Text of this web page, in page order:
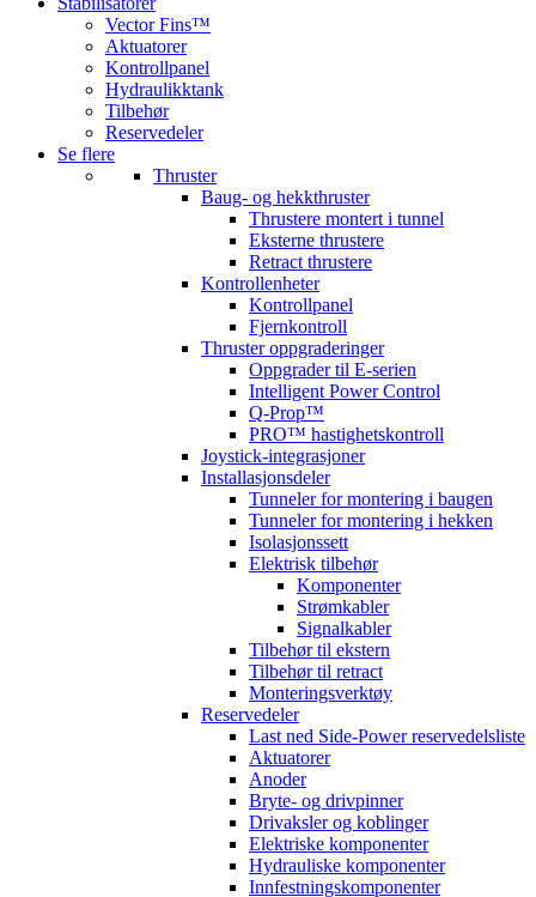
Vector Fins™
Aktuatorer
Kontrollpanel
Hydraulikktank
Tilbehør
Reservedeler
Se flere
Thruster
Baug- og hekkthruster
Thrustere montert i tunnel
Eksterne thrustere
Retract thrustere
Kontrollenheter
Kontrollpanel
Fjernkontroll
Thruster oppgraderinger
Oppgrader til E-serien
Intelligent Power Control
Q-Prop™
PRO™ hastighetskontroll
Joystick-integrasjoner
Installasjonsdeler
Tunneler for montering i baugen
Tunneler for montering i hekken
Isolasjonssett
Elektrisk tilbehør
Komponenter
Strømkabler
Signalkabler
Tilbehør til ekstern
Tilbehør til retract
Monteringsverktøy
Reservedeler
Last ned Side-Power reservedelsliste
Aktuatorer
Anoder
Bryte- og drivpinner
Drivaksler og koblinger
Elektriske komponenter
Hydrauliske komponenter
Innfestningskomponenter